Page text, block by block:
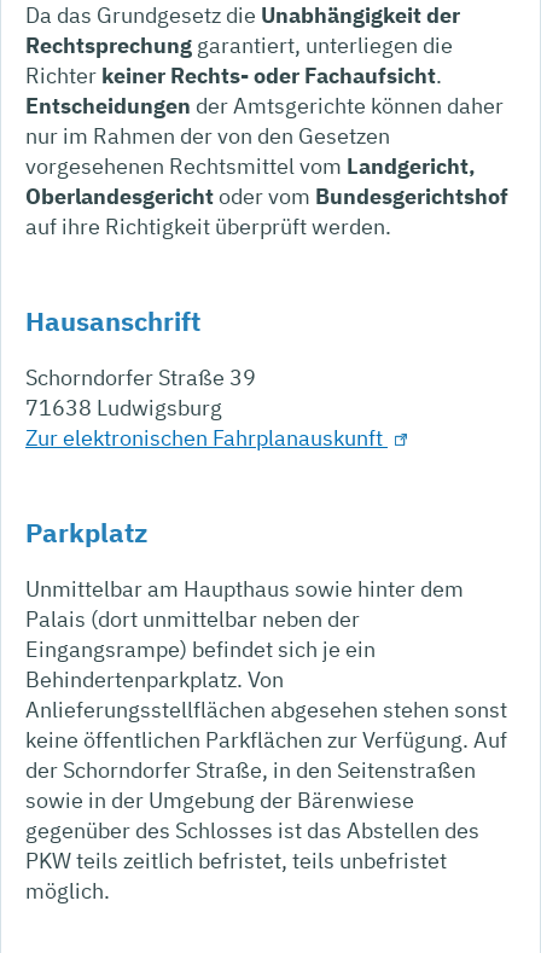
Da das Grundgesetz die Unabhängigkeit der
Rechtsprechung garantiert, unterliegen die
Richter keiner Rechts- oder Fachaufsicht.
Entscheidungen der Amtsgerichte können daher
nur im Rahmen der von den Gesetzen
vorgesehenen Rechtsmittel vom Landgericht,
Oberlandesgerichtoder vom Bundesgerichtshof
auf ihre Richtigkeit überprüft werden.
Hausanschrift
Schorndorfer Straße 39
71638 Ludwigsburg
Zur elektronischen Fahrplanauskunft
Parkplatz
Unmittelbar am Haupthaus sowie hinter dem
Palais (dort unmittelbar neben der
Eingangsrampe) befindet sich je ein
Behindertenparkplatz. Von
Anlieferungsstellflächen abgesehen stehen sonst
keine öffentlichen Parkflächen zur Verfügung. Auf
der Schorndorfer Straße, in den Seitenstraßen
sowie in der Umgebung der Bärenwiese
gegenüber des Schlosses ist das Abstellen des
PKW teils zeitlich befristet, teils unbefristet
möglich.